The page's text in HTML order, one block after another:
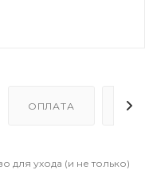
ОПЛАТА
для ухода (и не только)